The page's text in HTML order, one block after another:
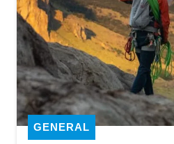
GENERAL